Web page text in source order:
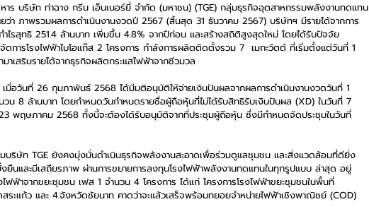
หาร บริษัท ท่าฉาง กรีน เอ็นเนอร์ยี่ จำกัด (มหาชน) (TGE) กลุ่มธุรกิจอุตสาหกรรมพลังงานทดแทน
า ภาพรวมผลการดำเนินงานงวดปี 2567 (สิ้นสุด 31 ธันวาคม 2567) บริษัทฯ มีรายได้จากการ
ำไรสุทธิ 251.4 ล้านบาท เพิ่มขึ้น 4.8% จากปีก่อน และสร้างสถิติสูงสุดใหม่ โดยได้รับปัจจัย
ดการโรงไฟฟ้าไบโอแก๊ส 2 โครงการ กำลังการผลิตติดตั้งรวม 7  เมกะวัตต์ ที่เริ่มตั้งแต่วันที่ 1
เสริมรายได้จากธุรกิจผลิตกระแสไฟฟ้าจากชีวมวล
อวันที่ 26 กุมภาพันธ์ 2568 ได้มีมติอนุมัติให้จ่ายเงินปันผลจากผลการดำเนินงานงวดวันที่ 1
น 8 ล้านบาท โดยกำหนดวันกำหนดรายชื่อผู้ถือหุ้นที่ไม่ได้รับสิทธิรับเงินปันผล (XD) ในวันที่ 7
พฤษภาคม 2568 ทั้งนี้จะต้องได้รับอนุมัติจากที่ประชุมผู้ถือหุ้น ซึ่งมีกำหนดจัดประชุมในวันที่
บริษัท TGE ยังคงมุ่งมั่นดำเนินธุรกิจพลังงานสะอาดเพื่อร่วมดูแลชุมชน และสิ่งแวดล้อมที่ดียิ่ง
ยืนและมีเสถียรภาพ ผ่านการขยายการลงทุนโรงไฟฟ้าพลังงานทดแทนในทุกรูปแบบ ล่าสุด อยู่
ไฟฟ้าจากขยะชุมชน เฟส 1 จำนวน 4 โครงการ ได้แก่ โครงการโรงไฟฟ้าขยะชุมชนในพื้นที่
ะแก้ว และ 4.จังหวัดชัยนาท คาดว่าจะแล้วเสร็จพร้อมทยอยจำหน่ายไฟฟ้าเชิงพาณิชย์ (COD)